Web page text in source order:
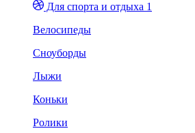
Для спорта и отдыха 1
Велосипеды
Сноуборды
Лыжи
Коньки
Ролики